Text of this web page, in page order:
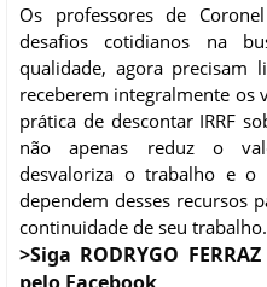
Os professores de
desafios cotidianos na
qualidade, agora precisam
receberem integralmente os
prática de descontar IRRF
não apenas reduz o
desvaloriza o trabalho e o
dependem desses recursos
continuidade de seu trabalho.
>Siga RODRYGO